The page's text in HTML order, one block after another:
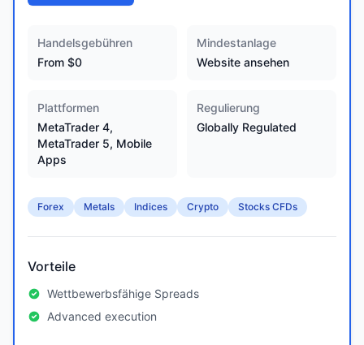
Handelsgebühren
From $0
Mindestanlage
Website ansehen
Plattformen
MetaTrader 4,
MetaTrader 5, Mobile
Apps
Regulierung
Globally Regulated
Forex Metals Indices Crypto Stocks CFDs
Vorteile
Wettbewerbsfähige Spreads
Advanced execution